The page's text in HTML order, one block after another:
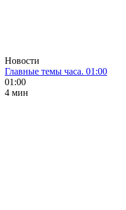
Новости
Главные темы часа. 01:00
01:00
4 мин